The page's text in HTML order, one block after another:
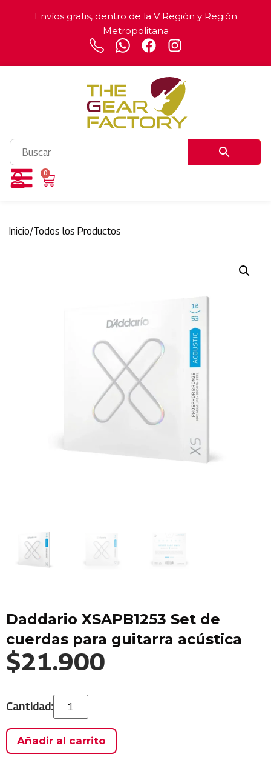
Envíos gratis, dentro de la V Región y Región
Metropolitana
0
Inicio/Todos los Productos
Daddario XSAPB1253 Set de
cuerdas para guitarra acústica
$21.900
Añadir al carrito